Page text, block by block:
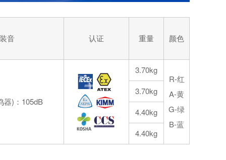
音 认证 重量 颜色
器)：105dB
3.70kg
R-红
A-黄
G-绿
B-蓝
3.70kg
4.40kg
4.40kg